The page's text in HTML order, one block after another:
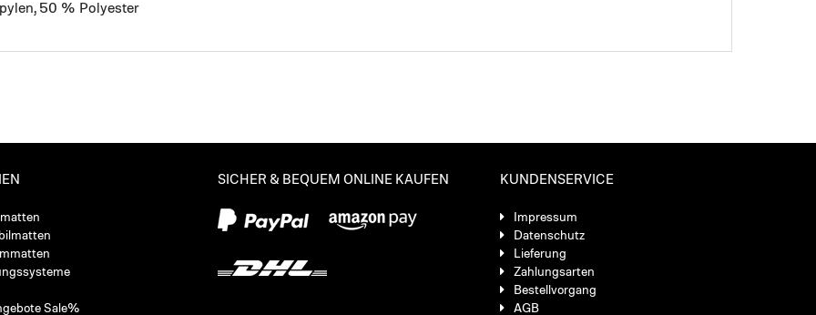
50 % Polyester
Sale%
SICHER & BEQUEM ONLINE KAUFEN KUNDENSERVICE
Impressum
Datenschutz
Lieferung
Zahlungsarten
Bestellvorgang
AGB